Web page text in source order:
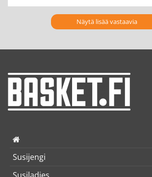
Näytä lisää vastaavia
Susijengi